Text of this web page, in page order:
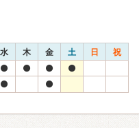
水 木 金 土 日 祝